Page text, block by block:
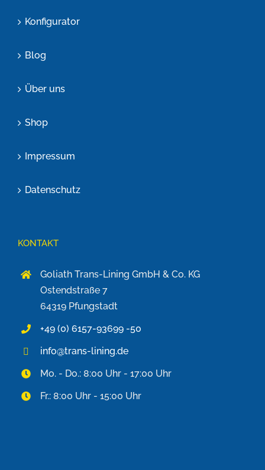
Konfigurator
Blog
Über uns
Shop
Impressum
Datenschutz
KONTAKT
Goliath Trans-Lining GmbH & Co. KG
Ostendstraße 7
64319 Pfungstadt
+49 (0) 6157-93699 -50
info@trans-lining.de
Mo. - Do.: 8:00 Uhr - 17:00 Uhr
Fr.: 8:00 Uhr - 15:00 Uhr